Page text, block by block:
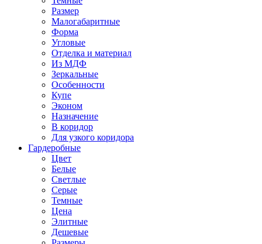
Размер
Малогабаритные
Форма
Угловые
Отделка и материал
Из МДФ
Зеркальные
Особенности
Купе
Эконом
Назначение
В коридор
Для узкого коридора
Гардеробные
Цвет
Белые
Светлые
Серые
Темные
Цена
Элитные
Дешевые